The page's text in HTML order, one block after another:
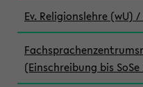
Ev. Religionslehre (wU)
(Einschreibung bis SoSe